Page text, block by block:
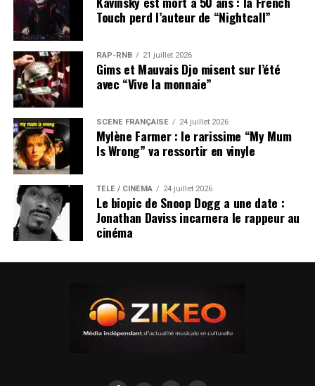
Touch perd l’auteur de “Nightcall”
RAP-RNB 21 juillet 2026
Gims et Mauvais Djo misent sur l’été
avec “Vive la monnaie”
SCÈNE FRANÇAISE 24 juillet 2026
Mylène Farmer : le rarissime “My Mum
Is Wrong” va ressortir en vinyle
TÉLÉ / CINÉMA 24 juillet 2026
Le biopic de Snoop Dogg a une date :
Jonathan Daviss incarnera le rappeur au
cinéma